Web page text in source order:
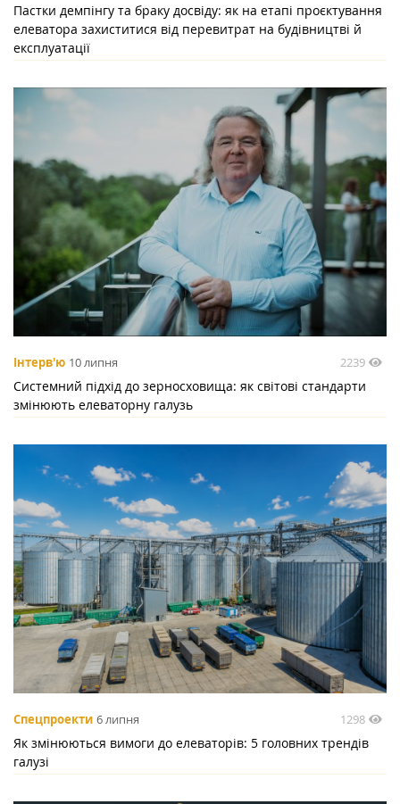
Пастки демпінгу та браку досвіду: як на етапі проєктування
елеватора захиститися від перевитрат на будівництві й
експлуатації
Інтерв'ю 10 липня 2239
Системний підхід до зерносховища: як світові стандарти
змінюють елеваторну галузь
Спецпроекти 6 липня 1298
Як змінюються вимоги до елеваторів: 5 головних трендів
галузі